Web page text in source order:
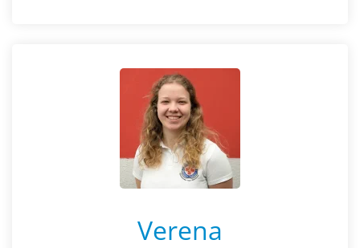
Verena